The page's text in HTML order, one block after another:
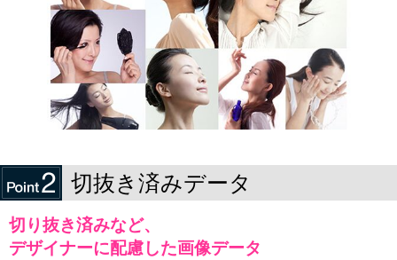
切抜き済みデータ
切り抜き済みなど、
デザイナーに配慮した画像データ